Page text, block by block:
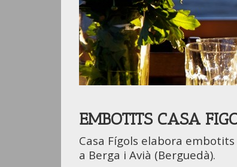
EMBOTITS CASA
Casa Fígols elabora
a Berga i Avià (Berguedà).